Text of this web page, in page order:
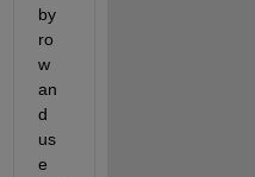
by
ro
w
an
d
us
e